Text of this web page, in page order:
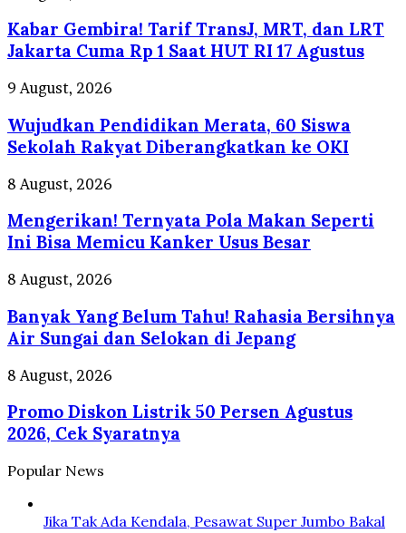
Tarif
TransJ,
MRT,
dan
Jakarta
Cuma
Rp
Saat
RI
17
Kabar Gembira! Tarif TransJ, MRT, dan LRT
Jakarta Cuma Rp 1 Saat HUT RI 17 Agustus
Wujudkan
Merata,
60
Siswa
Sekolah
Rakyat
Diberangkatkan
ke
OKI
9 August, 2026
Wujudkan Pendidikan Merata, 60 Siswa
Sekolah Rakyat Diberangkatkan ke OKI
Mengerikan!
Pola
Makan
Seperti
Ini
Memicu
Kanker
Usus
8 August, 2026
Mengerikan! Ternyata Pola Makan Seperti
Ini Bisa Memicu Kanker Usus Besar
Banyak
Belum
Tahu!
Rahasia
Bersihnya
Sungai
dan
Selokan
Jepang
8 August, 2026
Banyak Yang Belum Tahu! Rahasia Bersihnya
Air Sungai dan Selokan di Jepang
Promo
Listrik
50
Persen
Agustus
2026,
Cek
Syaratnya
8 August, 2026
Promo Diskon Listrik 50 Persen Agustus
2026, Cek Syaratnya
Popular News
Jika Tak Ada Kendala, Pesawat Super Jumbo Bakal